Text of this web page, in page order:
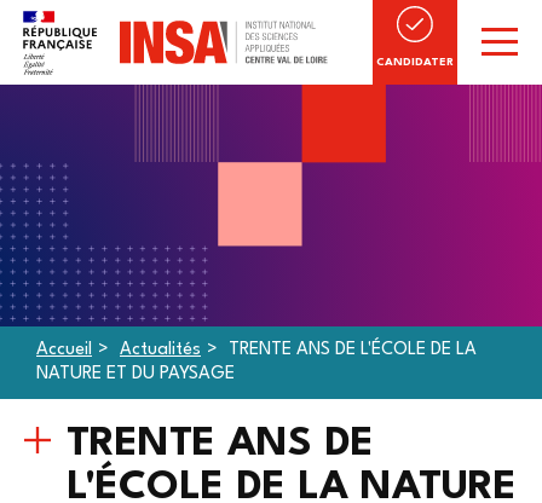
CANDIDATER
Accueil Actualités
TRENTE ANS DE L'ÉCOLE DE LA
NATURE ET DU PAYSAGE
TRENTE ANS DE
L'ÉCOLE DE LA NATURE